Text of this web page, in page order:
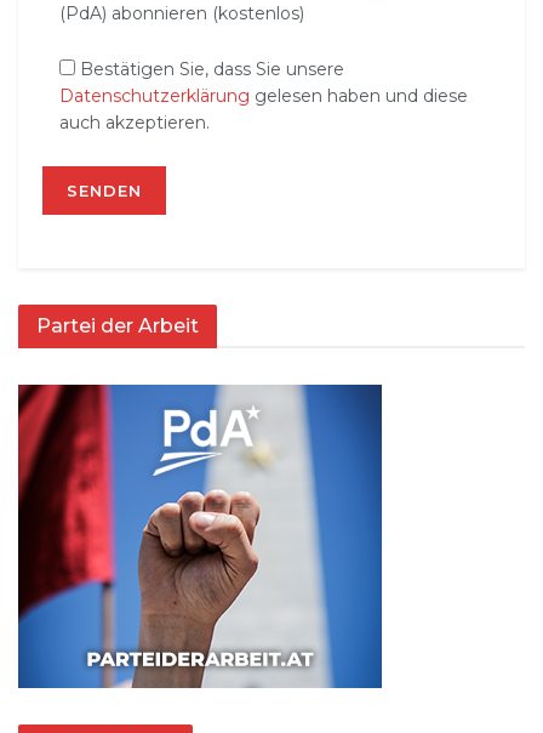
(PdA) abonnieren (kostenlos)
Bestätigen Sie, dass Sie unsere
Datenschutzerklärung gelesen haben und diese
auch akzeptieren.
Partei der Arbeit